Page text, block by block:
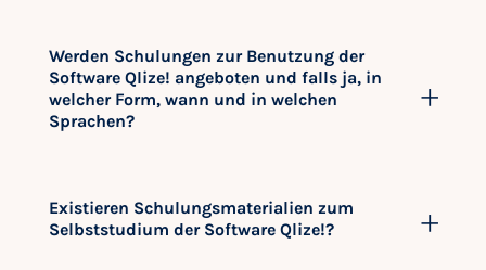
Werden Schulungen zur Benutzung der
Software Qlize! angeboten und falls ja, in
welcher Form, wann und in welchen
Sprachen?
Existieren Schulungsmaterialien zum
Selbststudium der Software Qlize!?